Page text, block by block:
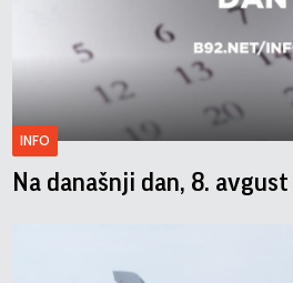
INFO
Na današnji dan, 8. avgust